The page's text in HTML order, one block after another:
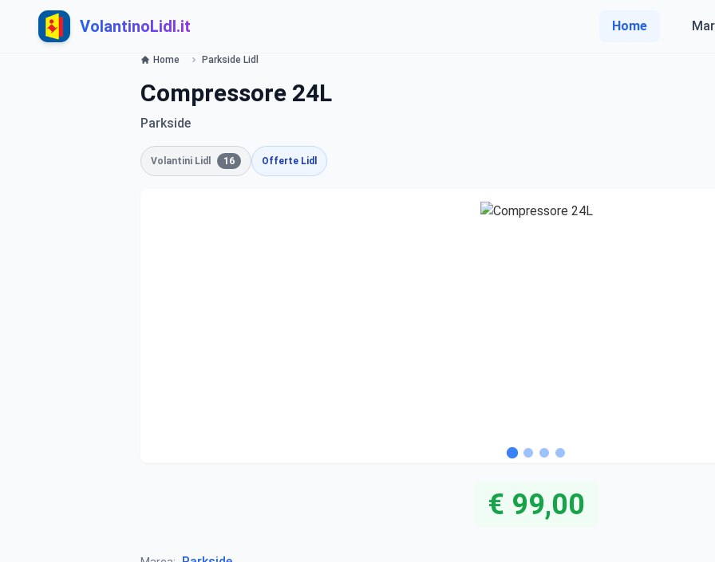
VolantinoLidl.it Home
Home Parkside Lidl
Compressore 24L
Parkside
Volantini Lidl 16 Offerte Lidl
€ 99,00